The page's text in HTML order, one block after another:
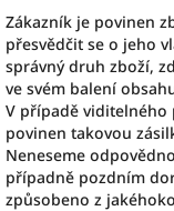
Zákazník je povinen
přesvědčit se o jeho
správný druh zboží,
ve svém balení
V případě viditelného
povinen takovou
Neneseme
případně pozdním
způsobeno z